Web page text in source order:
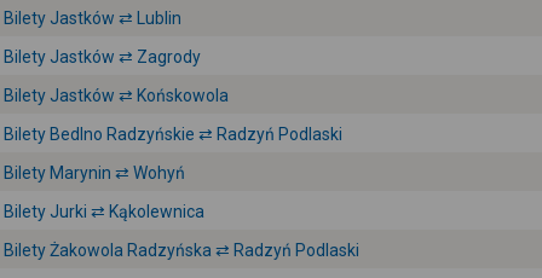
Bilety Jastków ⇄ Lublin
Bilety Jastków ⇄ Zagrody
Bilety Jastków ⇄ Końskowola
Bilety Bedlno Radzyńskie ⇄ Radzyń Podlaski
Bilety Marynin ⇄ Wohyń
Bilety Jurki ⇄ Kąkolewnica
Bilety Żakowola Radzyńska ⇄ Radzyń Podlaski